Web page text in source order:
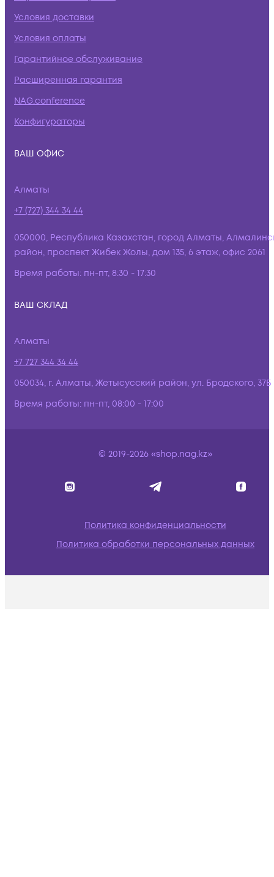
Условия доставки
Условия оплаты
Гарантийное обслуживание
Расширенная гарантия
NAG.conference
Конфигураторы
ВАШ ОФИС
Алматы
+7 (727) 344 34 44
050000, Республика Казахстан, город Алматы,
район, проспект Жибек Жолы, дом 135, 6 этаж, офис 2061
Время работы: пн-пт, 8:30 - 17:30
ВАШ СКЛАД
Алматы
+7 727 344 34 44
050034, г. Алматы, Жетысусский район, ул. Бродского, 37Б
Время работы: пн-пт, 08:00 - 17:00
© 2019-2026 «shop.nag.kz»
Политика конфиденциальности
Политика обработки персональных данных